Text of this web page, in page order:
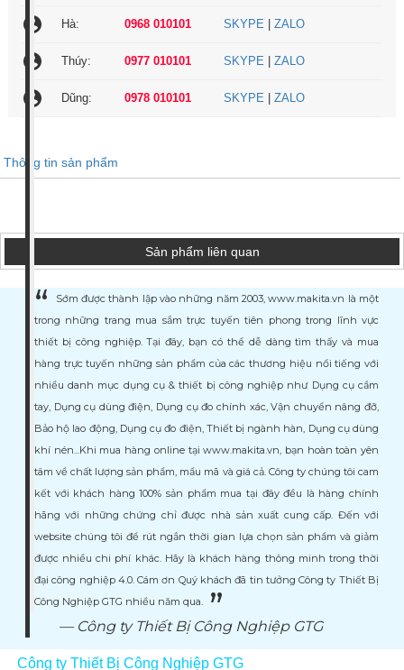
account_circle Hà: 0968 010101 SKYPE ZALO
account_circle Thúy: 0977 010101 SKYPE ZALO
account_circle Dũng: 0978 010101 SKYPE ZALO
Thông tin sản phẩm
Sản phẩm liên quan
Sớm được thành lập vào những năm 2003, www.makita.vn là một
trong những trang mua sắm trực tuyến tiên phong trong lĩnh vực
thiết bị công nghiệp. Tại đây, bạn có thể dễ dàng tìm thấy và mua
hàng trực tuyến những sản phẩm của các thương hiệu nổi tiếng với
nhiều danh mục dụng cụ & thiết bị công nghiệp như Dụng cụ cầm
tay, Dụng cụ dùng điện, Dụng cụ đo chính xác, Vận chuyển nâng đỡ,
Bảo hộ lao động, Dụng cụ đo điện, Thiết bị ngành hàn, Dụng cụ dùng
khí nén...Khi mua hàng online tại www.makita.vn, bạn hoàn toàn yên
tâm về chất lượng sản phẩm, mẩu mã và giá cả. Công ty chúng tôi cam
kết với khách hàng 100% sản phẩm mua tại đây đều là hàng chính
hãng với những chứng chỉ được nhà sản xuất cung cấp. Đến với
website chúng tôi để rút ngắn thời gian lựa chọn sản phẩm và giảm
được nhiều chi phí khác. Hãy là khách hàng thông minh trong thời
đại công nghiệp 4.0. Cám ơn Quý khách đã tin tưởng Công ty Thiết Bị
Công Nghiệp GTG nhiều năm qua.
Công ty Thiết Bị Công Nghiệp GTG
Công ty Thiết Bị Công Nghiệp GTG